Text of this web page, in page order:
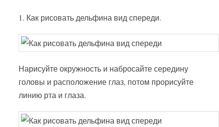
1. Как рисовать дельфина вид спереди.
Нарисуйте окружность и набросайте середину
головы и расположение глаз, потом прорисуйте
линию рта и глаза.